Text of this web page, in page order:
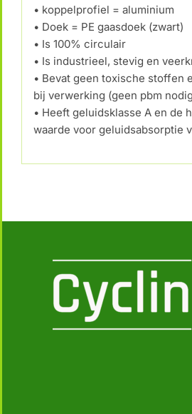
• koppelprofiel = aluminium
• Doek = PE gaasdoek (zwart)
• Is 100% circulair
• Is industrieel, stevig en
• Bevat geen toxische stoffen
bij verwerking (geen pbm
• Heeft geluidsklasse A en de
waarde voor geluidsabsorptie